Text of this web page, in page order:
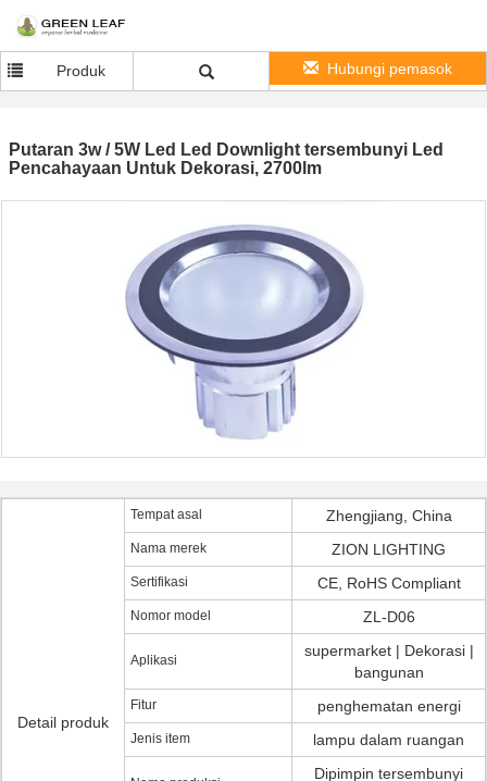
Produk Hubungi pemasok
Putaran 3w / 5W Led Led Downlight tersembunyi Led
Pencahayaan Untuk Dekorasi, 2700lm
Detail produk
Tempat asal Zhengjiang, China
Nama merek ZION LIGHTING
Sertifikasi CE, RoHS Compliant
Nomor model ZL-D06
Aplikasi
supermarket | Dekorasi |
bangunan
Fitur penghematan energi
Jenis item lampu dalam ruangan
Dipimpin tersembunyi